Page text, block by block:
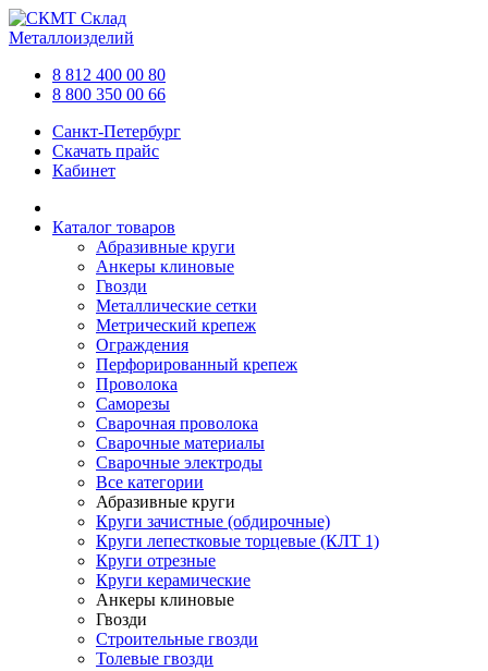
Склад
Металлоизделий
8 812 400 00 80
8 800 350 00 66
Санкт-Петербург
Скачать прайс
Кабинет
Каталог товаров
Абразивные круги
Анкеры клиновые
Гвозди
Металлические сетки
Метрический крепеж
Ограждения
Перфорированный крепеж
Проволока
Саморезы
Сварочная проволока
Сварочные материалы
Сварочные электроды
Все категории
Абразивные круги
Круги зачистные (обдирочные)
Круги лепестковые торцевые (КЛТ 1)
Круги отрезные
Круги керамические
Анкеры клиновые
Гвозди
Строительные гвозди
Толевые гвозди